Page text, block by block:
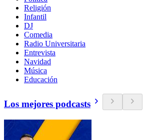
Religión
Infantil
DJ
Comedia
Radio Universitaria
Entrevista
Navidad
Música
Educación
Los mejores podcasts